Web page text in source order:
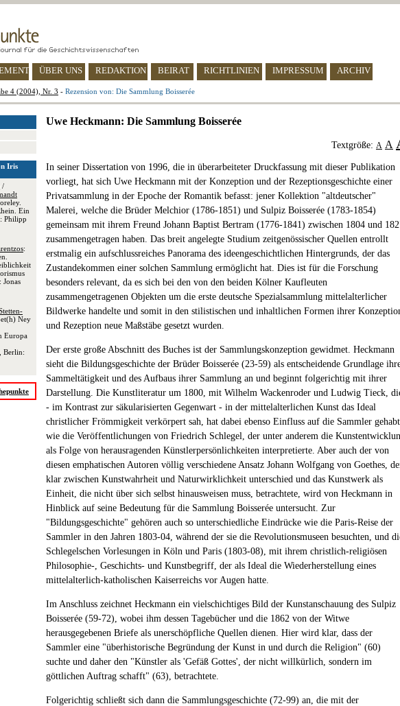
ÜBER UNS REDAKTION BEIRAT RICHTLINIEN IMPRESSUM ARCHIV
4 (2004), Nr. 3 - Rezension von: Die Sammlung Boisserée
Iris
/
Ein
Philipp
:
Jonas
Ney
Europa
Berlin:
Uwe Heckmann: Die Sammlung Boisserée
Textgröße: A A
In seiner Dissertation von 1996, die in überarbeiteter Druckfassung mit dieser Publikation
vorliegt, hat sich Uwe Heckmann mit der Konzeption und der Rezeptionsgeschichte einer
Privatsammlung in der Epoche der Romantik befasst: jener Kollektion "altdeutscher"
Malerei, welche die Brüder Melchior (1786-1851) und Sulpiz Boisserée (1783-1854)
gemeinsam mit ihrem Freund Johann Baptist Bertram (1776-1841) zwischen 1804 und
zusammengetragen haben. Das breit angelegte Studium zeitgenössischer Quellen entrollt
erstmalig ein aufschlussreiches Panorama des ideengeschichtlichen Hintergrunds, der das
Zustandekommen einer solchen Sammlung ermöglicht hat. Dies ist für die Forschung
besonders relevant, da es sich bei den von den beiden Kölner Kaufleuten
zusammengetragenen Objekten um die erste deutsche Spezialsammlung mittelalterlicher
Bildwerke handelte und somit in den stilistischen und inhaltlichen Formen ihrer
und Rezeption neue Maßstäbe gesetzt wurden.
Der erste große Abschnitt des Buches ist der Sammlungskonzeption gewidmet. Heckmann
sieht die Bildungsgeschichte der Brüder Boisserée (23-59) als entscheidende Grundlage
Sammeltätigkeit und des Aufbaus ihrer Sammlung an und beginnt folgerichtig mit ihrer
Darstellung. Die Kunstliteratur um 1800, mit Wilhelm Wackenroder und Ludwig Tieck,
- im Kontrast zur säkularisierten Gegenwart - in der mittelalterlichen Kunst das Ideal
christlicher Frömmigkeit verkörpert sah, hat dabei ebenso Einfluss auf die Sammler gehabt
wie die Veröffentlichungen von Friedrich Schlegel, der unter anderem die
als Folge von herausragenden Künstlerpersönlichkeiten interpretierte. Aber auch der von
diesen emphatischen Autoren völlig verschiedene Ansatz Johann Wolfgang von Goethes,
klar zwischen Kunstwahrheit und Naturwirklichkeit unterschied und das Kunstwerk als
Einheit, die nicht über sich selbst hinausweisen muss, betrachtete, wird von Heckmann in
Hinblick auf seine Bedeutung für die Sammlung Boisserée untersucht. Zur
"Bildungsgeschichte" gehören auch so unterschiedliche Eindrücke wie die Paris-Reise der
Sammler in den Jahren 1803-04, während der sie die Revolutionsmuseen besuchten, und
Schlegelschen Vorlesungen in Köln und Paris (1803-08), mit ihrem christlich-religiösen
Philosophie-, Geschichts- und Kunstbegriff, der als Ideal die Wiederherstellung eines
mittelalterlich-katholischen Kaiserreichs vor Augen hatte.
Im Anschluss zeichnet Heckmann ein vielschichtiges Bild der Kunstanschauung des Sulpiz
Boisserée (59-72), wobei ihm dessen Tagebücher und die 1862 von der Witwe
herausgegebenen Briefe als unerschöpfliche Quellen dienen. Hier wird klar, dass der
Sammler eine "überhistorische Begründung der Kunst in und durch die Religion" (60)
suchte und daher den "Künstler als 'Gefäß Gottes', der nicht willkürlich, sondern im
göttlichen Auftrag schafft" (63), betrachtete.
Folgerichtig schließt sich dann die Sammlungsgeschichte (72-99) an, die mit der